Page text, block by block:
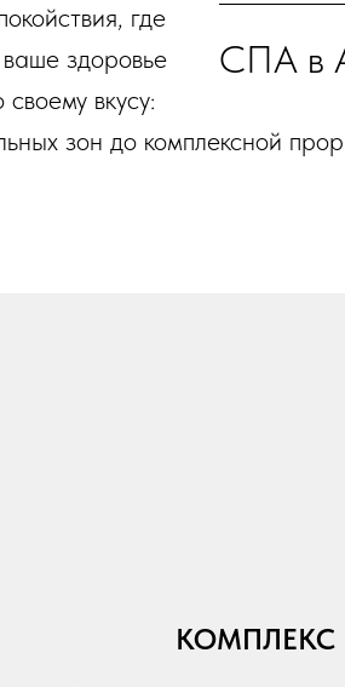
СПА в
где
здоровье
вкусу:
зон до комплексной
КОМПЛЕКС